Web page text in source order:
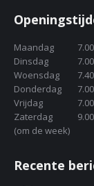
Maandag
Dinsdag
Woensdag
Donderdag
Vrijdag
Zaterdag
(om de week)
Recente